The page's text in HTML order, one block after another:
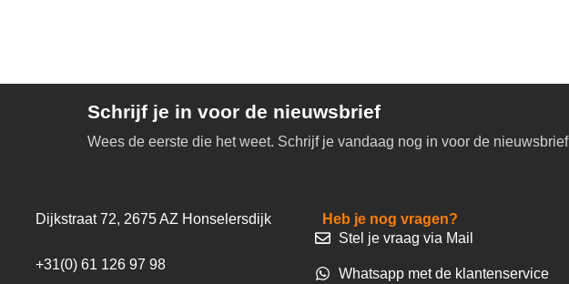
Schrijf je in voor de nieuwsbrief
Wees de eerste die het weet. Schrijf je vandaag nog in voor de nieuwsbrief
Dijkstraat 72, 2675 AZ Honselersdijk
+31(0) 61 126 97 98
Heb je nog vragen?
Stel je vraag via Mail
Whatsapp met de klantenservice